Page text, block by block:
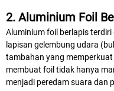
2. Aluminium Foil
Aluminium foil berlapis
lapisan gelembung udara
tambahan yang
membuat foil tidak hanya
menjadi peredam suara dan